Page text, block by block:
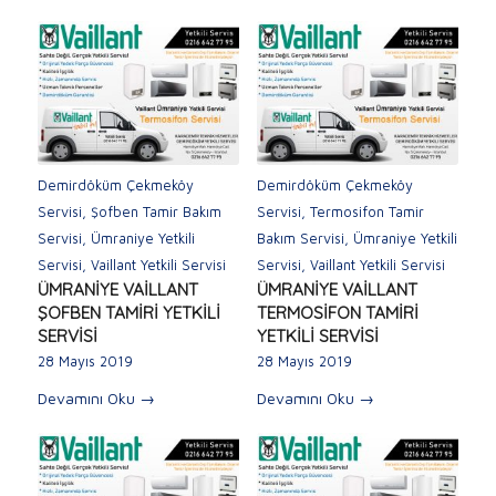
Demirdöküm Çekmeköy
Servisi, Şofben Tamir Bakım
Servisi, Ümraniye Yetkili
Servisi, Vaillant Yetkili Servisi
ÜMRANİYE VAİLLANT
ŞOFBEN TAMİRİ YETKİLİ
SERVİSİ
28 Mayıs 2019
Devamını Oku →
Demirdöküm Çekmeköy
Servisi, Termosifon Tamir
Bakım Servisi, Ümraniye Yetkili
Servisi, Vaillant Yetkili Servisi
ÜMRANİYE VAİLLANT
TERMOSİFON TAMİRİ
YETKİLİ SERVİSİ
28 Mayıs 2019
Devamını Oku →